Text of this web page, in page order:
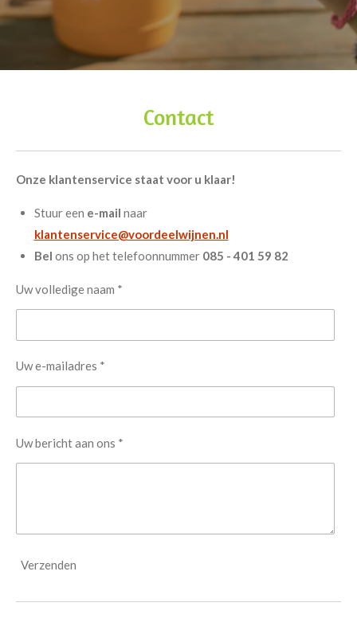
Contact
Onze klantenservice staat voor u klaar!
Stuur een e-mail naar
klantenservice@voordeelwijnen.nl
Bel ons op het telefoonnummer 085 - 401 59 82
Uw volledige naam *
Uw e-mailadres *
Uw bericht aan ons *
Verzenden